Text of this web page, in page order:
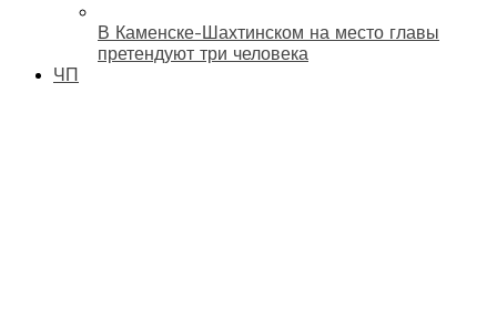
В Каменске-Шахтинском на место главы
претендуют три человека
ЧП